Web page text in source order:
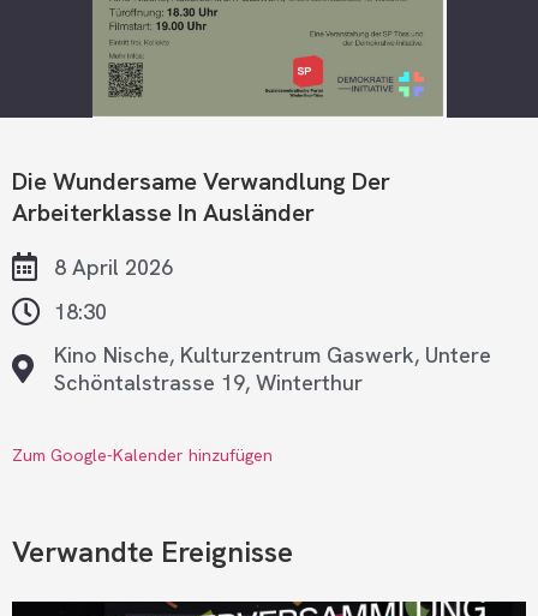
Die Wundersame Verwandlung Der
Arbeiterklasse In Ausländer
8 April 2026
18:30
Kino Nische, Kulturzentrum Gaswerk, Untere
Schöntalstrasse 19, Winterthur
Zum Google-Kalender hinzufügen
Verwandte Ereignisse